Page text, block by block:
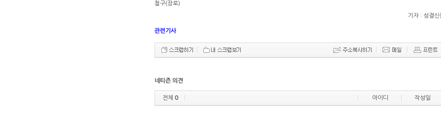
철구(장로)
기자 : 성결신
관련기사
네티즌 의견
전체 0 아이디 작성일